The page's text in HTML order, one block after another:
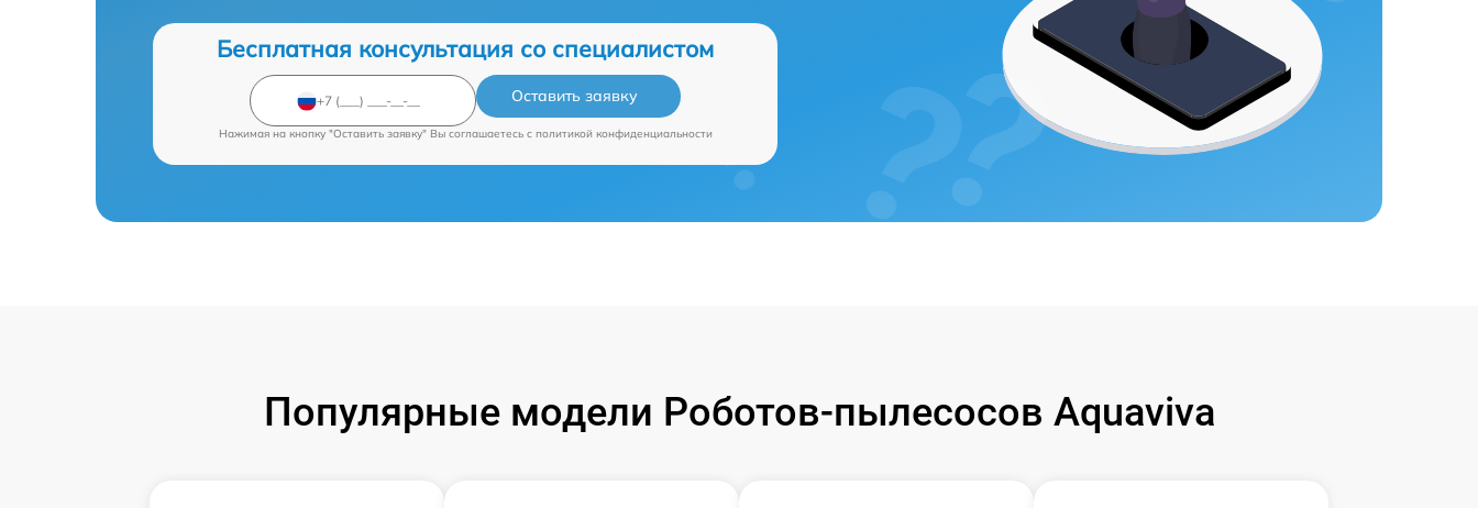
Бесплатная консультация со специалистом
Оставить заявку
Нажимая на кнопку "Оставить заявку" Вы соглашаетесь c политикой конфиденциальности
Популярные модели Роботов-пылесосов Aquaviva